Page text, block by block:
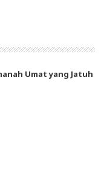
Umat yang Jatuh